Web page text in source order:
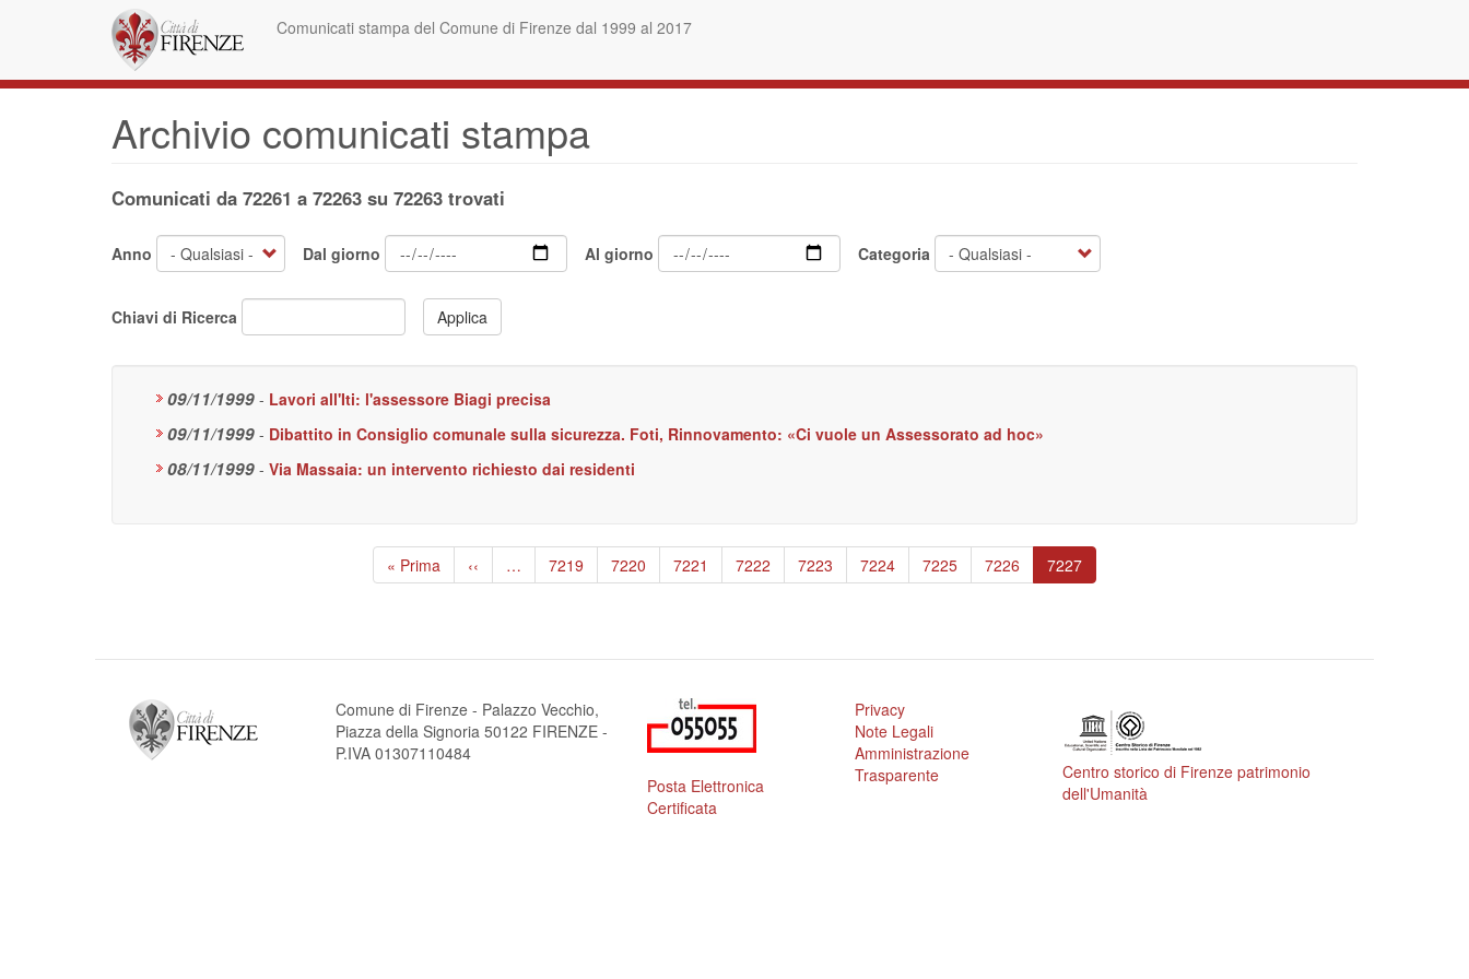
principale
Comunicati stampa del Comune di Firenze dal 1999 al 2017
Archivio comunicati stampa
Comunicati da 72261 a 72263 su 72263 trovati
Anno Dal giorno Al giorno Categoria
Chiavi di Ricerca Applica
09/11/1999 - Lavori all'Iti: l'assessore Biagi precisa
09/11/1999 - Dibattito in Consiglio comunale sulla sicurezza. Foti, Rinnovamento: «Ci vuole un Assessorato ad hoc»
08/11/1999 - Via Massaia: un intervento richiesto dai residenti
Prima
pagina
« Prima
Pagina
precedente
‹‹ … Page
7219 Page
7220 Page
7221 Page
7222 Page
7223 Page
7224 Page
7225 Page
7226
Pagina
attuale
7227
Comune di Firenze - Palazzo Vecchio,
Piazza della Signoria 50122 FIRENZE -
P.IVA 01307110484
Posta Elettronica
Certificata
Privacy
Note Legali
Amministrazione
Trasparente
Centro storico di Firenze patrimonio
dell'Umanità